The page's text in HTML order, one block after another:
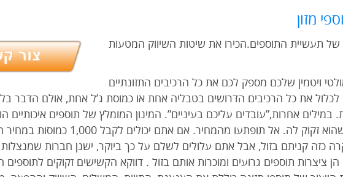
מזון
תעשיית התוספים.הכירו את שיטות השיווק המטעות
ויטמין שלכם מספק לכם את כל הרכיבים התזונתיים
את כל הרכיבים הדרושים בטבליה אחת או כמוסת ג’ל אחת, אולם הדבר
ביום, שיספקו לגופכם את ההגנה המיטבית שהוא זקוק לה. אל תופתעו מהמחיר. אם
כזה קניתם בזול, אבל אתם עלולים לשלם על כך ביוקר, ישנן חברות
ציצרות תוספים גרועים ומוכרות אותם בזול . דווקא הקשישים זקוקים לתוספים